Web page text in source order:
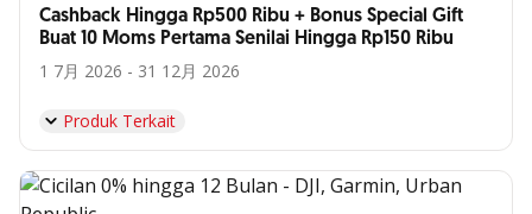
Cashback Hingga Rp500 Ribu + Bonus Special Gift
Buat 10 Moms Pertama Senilai Hingga Rp150 Ribu
1 7月 2026 - 31 12月 2026
Produk Terkait